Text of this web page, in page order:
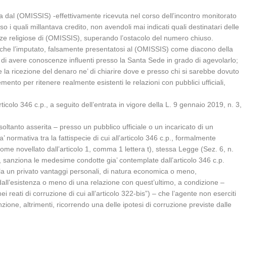
(OMISSIS) -effettivamente ricevuta nel corso dell’incontro monitorato
i quali millantava credito, non avendoli mai indicati quali destinatari delle
religiose di (OMISSIS), superando l’ostacolo del numero chiuso.
l’imputato, falsamente presentatosi al (OMISSIS) come diacono della
avere conoscenze influenti presso la Santa Sede in grado di agevolarlo;
ricezione del denaro ne’ di chiarire dove e presso chi si sarebbe dovuto
per ritenere realmente esistenti le relazioni con pubblici ufficiali,
346 c.p., a seguito dell’entrata in vigore della L. 9 gennaio 2019, n. 3,
asserita – presso un pubblico ufficiale o un incaricato di un
normativa tra la fattispecie di cui all’articolo 346 c.p., formalmente
novellato dall’articolo 1, comma 1 lettera t), stessa Legge (Sez. 6, n.
le medesime condotte gia’ contemplate dall’articolo 346 c.p.
privato vantaggi personali, di natura economica o meno,
o meno di una relazione con quest’ultimo, a condizione –
di corruzione di cui all’articolo 322-bis”) – che l’agente non eserciti
altrimenti, ricorrendo una delle ipotesi di corruzione previste dalle